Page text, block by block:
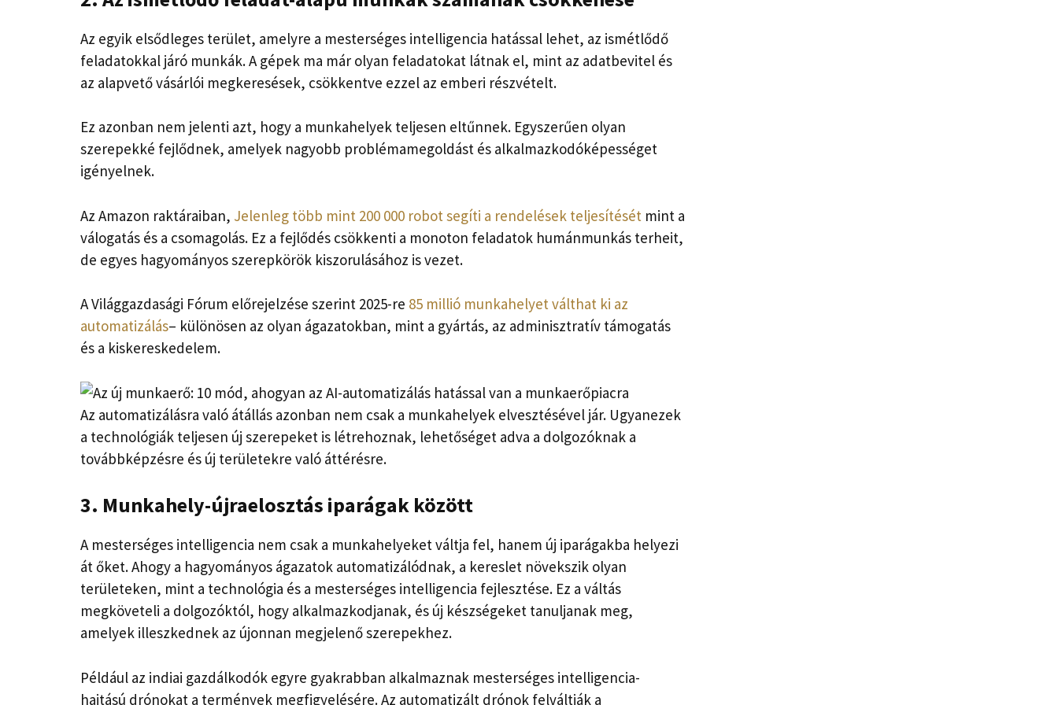
Az egyik elsődleges terület, amelyre a mesterséges intelligencia hatással lehet, az ismétlődő
feladatokkal járó munkák. A gépek ma már olyan feladatokat látnak el, mint az adatbevitel és
az alapvető vásárlói megkeresések, csökkentve ezzel az emberi részvételt.
Ez azonban nem jelenti azt, hogy a munkahelyek teljesen eltűnnek. Egyszerűen olyan
szerepekké fejlődnek, amelyek nagyobb problémamegoldást és alkalmazkodóképességet
igényelnek.
Az Amazon raktáraiban, Jelenleg több mint 200 000 robot segíti a rendelések teljesítését mint a
válogatás és a csomagolás. Ez a fejlődés csökkenti a monoton feladatok humánmunkás terheit,
de egyes hagyományos szerepkörök kiszorulásához is vezet.
A Világgazdasági Fórum előrejelzése szerint 2025-re 85 millió munkahelyet válthat ki az
automatizálás– különösen az olyan ágazatokban, mint a gyártás, az adminisztratív támogatás
és a kiskereskedelem.
Az automatizálásra való átállás azonban nem csak a munkahelyek elvesztésével jár. Ugyanezek
a technológiák teljesen új szerepeket is létrehoznak, lehetőséget adva a dolgozóknak a
továbbképzésre és új területekre való áttérésre.
3. Munkahely-újraelosztás iparágak között
A mesterséges intelligencia nem csak a munkahelyeket váltja fel, hanem új iparágakba helyezi
át őket. Ahogy a hagyományos ágazatok automatizálódnak, a kereslet növekszik olyan
területeken, mint a technológia és a mesterséges intelligencia fejlesztése. Ez a váltás
megköveteli a dolgozóktól, hogy alkalmazkodjanak, és új készségeket tanuljanak meg,
amelyek illeszkednek az újonnan megjelenő szerepekhez.
Például az indiai gazdálkodók egyre gyakrabban alkalmaznak mesterséges intelligencia-
hajtású drónokat a termények megfigyelésére. Az automatizált drónok felváltják a